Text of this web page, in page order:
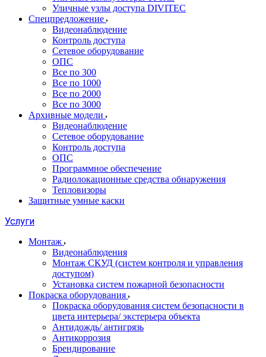
Уличные узлы доступа DIVITEC
Спецпредложение
Видеонаблюдение
Контроль доступа
Сетевое оборудование
ОПС
Все по 300
Все по 1000
Все по 2000
Все по 3000
Архивные модели
Видеонаблюдение
Сетевое оборудование
Контроль доступа
ОПС
Программное обеспечение
Радиолокационные средства обнаружения
Тепловизоры
Защитные умные каски
Услуги
Монтаж
Видеонаблюдения
Монтаж СКУД (систем контроля и управления
доступом)
Установка систем пожарной безопасности
Покраска оборудования
Покраска оборудования систем безопасности в
цвета интерьера/ экстерьера объекта
Антидождь/ антигрязь
Антикоррозия
Брендирование